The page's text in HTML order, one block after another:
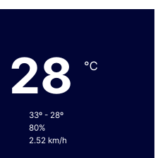
28 ℃
33º - 28º
80%
2.52 km/h